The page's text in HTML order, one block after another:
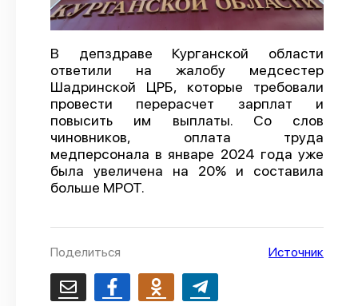
О проекте
Политика конфиденциальности
В депздраве Курганской области
ответили на жалобу медсестер
Шадринской ЦРБ, которые требовали
провести перерасчет зарплат и
повысить им выплаты. Со слов
чиновников, оплата труда
медперсонала в январе 2024 года уже
была увеличена на 20% и составила
больше МРОТ.
Поделиться Источник